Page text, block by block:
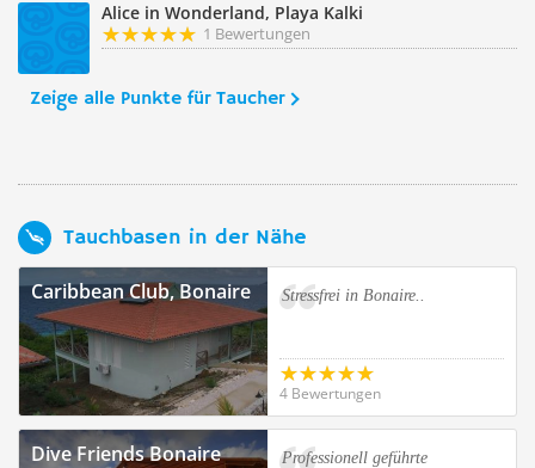
Alice in Wonderland, Playa Kalki
1 Bewertungen
Zeige alle Punkte für Taucher
Tauchbasen in der Nähe
Caribbean Club, Bonaire Stressfrei in Bonaire..
4 Bewertungen
Dive Friends Bonaire
Professionell geführte